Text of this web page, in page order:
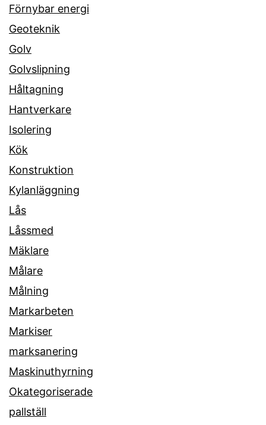
Förnybar energi
Geoteknik
Golv
Golvslipning
Håltagning
Hantverkare
Isolering
Kök
Konstruktion
Kylanläggning
Lås
Låssmed
Mäklare
Målare
Målning
Markarbeten
Markiser
marksanering
Maskinuthyrning
Okategoriserade
pallställ